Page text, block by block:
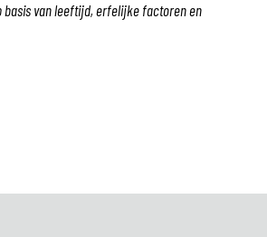
basis van leeftijd, erfelijke factoren en